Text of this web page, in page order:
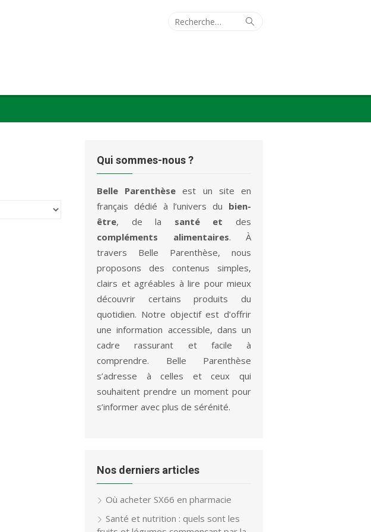
Recherche
Rechercher
Qui sommes-nous ?
Belle Parenthèse est un site en
français dédié à l’univers du bien-
être, de la santé et des
compléments alimentaires. À
travers Belle Parenthèse, nous
proposons des contenus simples,
clairs et agréables à lire pour mieux
découvrir certains produits du
quotidien. Notre objectif est d’offrir
une information accessible, dans un
cadre rassurant et facile à
comprendre. Belle Parenthèse
s’adresse à celles et ceux qui
souhaitent prendre un moment pour
s’informer avec plus de sérénité.
Nos derniers articles
Où acheter SX66 en pharmacie
Santé et nutrition : quels sont les